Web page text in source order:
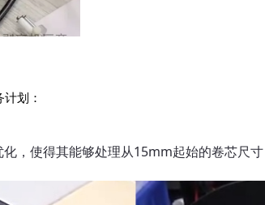
划：
化，使得其能够处理从15mm起始的卷芯尺